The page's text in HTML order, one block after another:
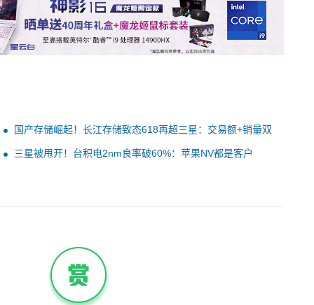
国产存储崛起！长江存储致态618再超三星：交易额+销量双
三星被甩开！台积电2nm良率破60%：苹果NV都是客户